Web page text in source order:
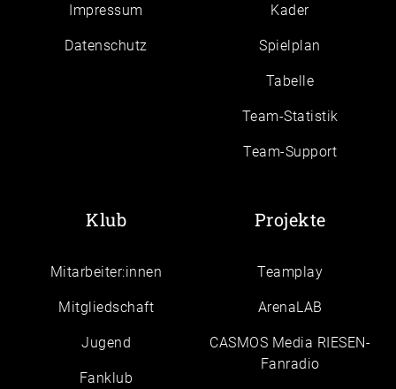
Impressum
Daten­schutz
Kader
Spielplan
Tabelle
Team-Statistik
Team-Support
Klub
Mitarbeiter:innen
Mitgliedschaft
Jugend
Fanklub
Projekte
Teamplay
ArenaLAB
CASMOS Media RIESEN-
Fanradio